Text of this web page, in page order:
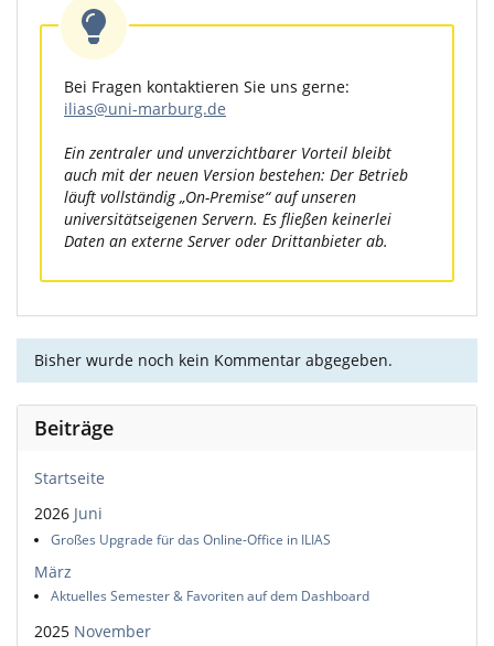
Bei Fragen kontaktieren Sie uns gerne:
ilias@uni-marburg.de
Ein zentraler und unverzichtbarer Vorteil bleibt
auch mit der neuen Version bestehen: Der Betrieb
läuft vollständig „On-Premise“ auf unseren
universitätseigenen Servern. Es fließen keinerlei
Daten an externe Server oder Drittanbieter ab.
Bisher wurde noch kein Kommentar abgegeben.
Beiträge
Startseite
2026 Juni
Großes Upgrade für das Online-Office in ILIAS
März
Aktuelles Semester & Favoriten auf dem Dashboard
2025 November